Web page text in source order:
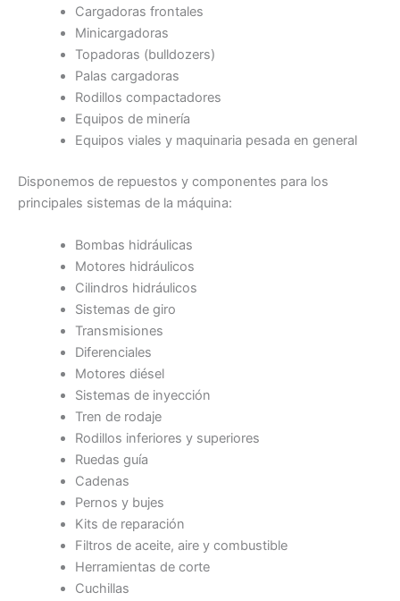
Cargadoras frontales
Minicargadoras
Topadoras (bulldozers)
Palas cargadoras
Rodillos compactadores
Equipos de minería
Equipos viales y maquinaria pesada en general
Disponemos de repuestos y componentes para los
principales sistemas de la máquina:
Bombas hidráulicas
Motores hidráulicos
Cilindros hidráulicos
Sistemas de giro
Transmisiones
Diferenciales
Motores diésel
Sistemas de inyección
Tren de rodaje
Rodillos inferiores y superiores
Ruedas guía
Cadenas
Pernos y bujes
Kits de reparación
Filtros de aceite, aire y combustible
Herramientas de corte
Cuchillas